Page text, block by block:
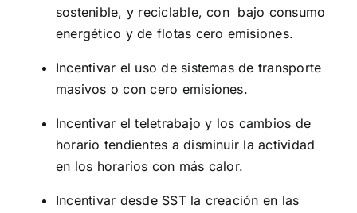
sostenible, y reciclable, con bajo consumo
energético y de flotas cero emisiones.
Incentivar el uso de sistemas de transporte
masivos o con cero emisiones.
Incentivar el teletrabajo y los cambios de
horario tendientes a disminuir la actividad
en los horarios con más calor.
Incentivar desde SST la creación en las